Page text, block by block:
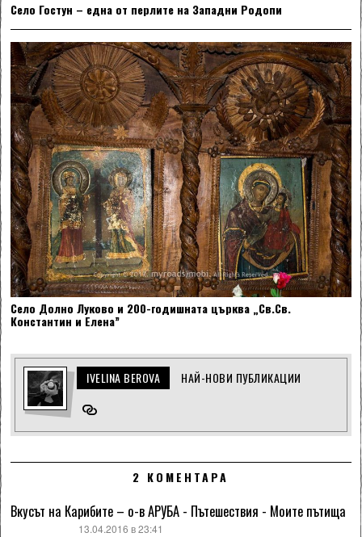
Село Гостун – една от перлите на Западни Родопи
Село Долно Луково и 200-годишната църква „Св.Св.
Константин и Елена”
IVELINA BEROVA НАЙ-НОВИ ПУБЛИКАЦИИ
2 КОМЕНТАРА
Вкусът на Карибите – о-в АРУБА - Пътешествия - Моите пътища
13.04.2016 в 23:41